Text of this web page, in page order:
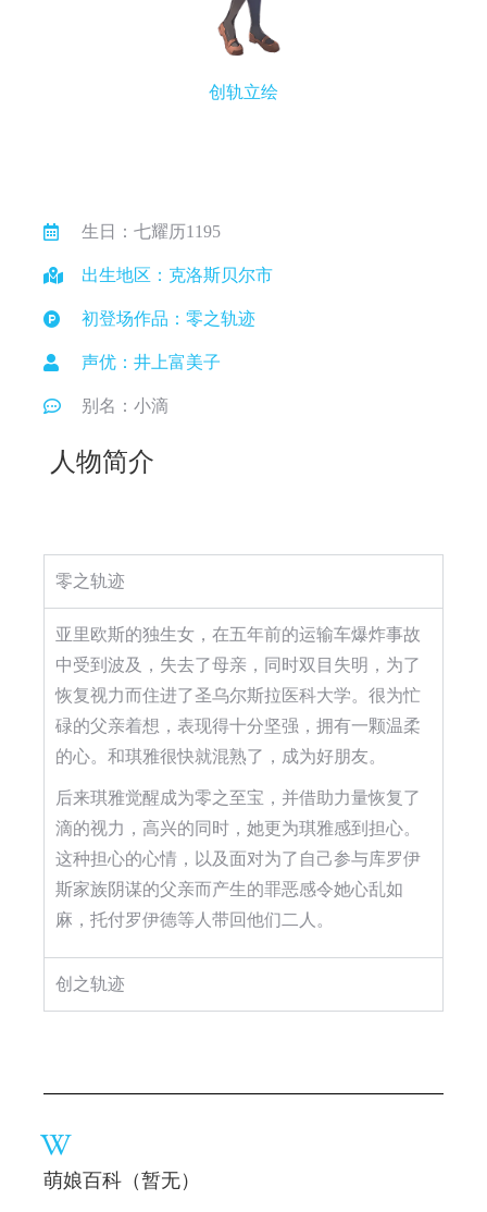
创轨立绘
生日：七耀历1195
出生地区：克洛斯贝尔市
初登场作品：零之轨迹
声优：井上富美子
别名：小滴
人物简介
零之轨迹
亚里欧斯的独生女，在五年前的运输车爆炸事故
中受到波及，失去了母亲，同时双目失明，为了
恢复视力而住进了圣乌尔斯拉医科大学。很为忙
碌的父亲着想，表现得十分坚强，拥有一颗温柔
的心。和琪雅很快就混熟了，成为好朋友。
后来琪雅觉醒成为零之至宝，并借助力量恢复了
滴的视力，高兴的同时，她更为琪雅感到担心。
这种担心的心情，以及面对为了自己参与库罗伊
斯家族阴谋的父亲而产生的罪恶感令她心乱如
麻，托付罗伊德等人带回他们二人。
创之轨迹
萌娘百科（暂无）